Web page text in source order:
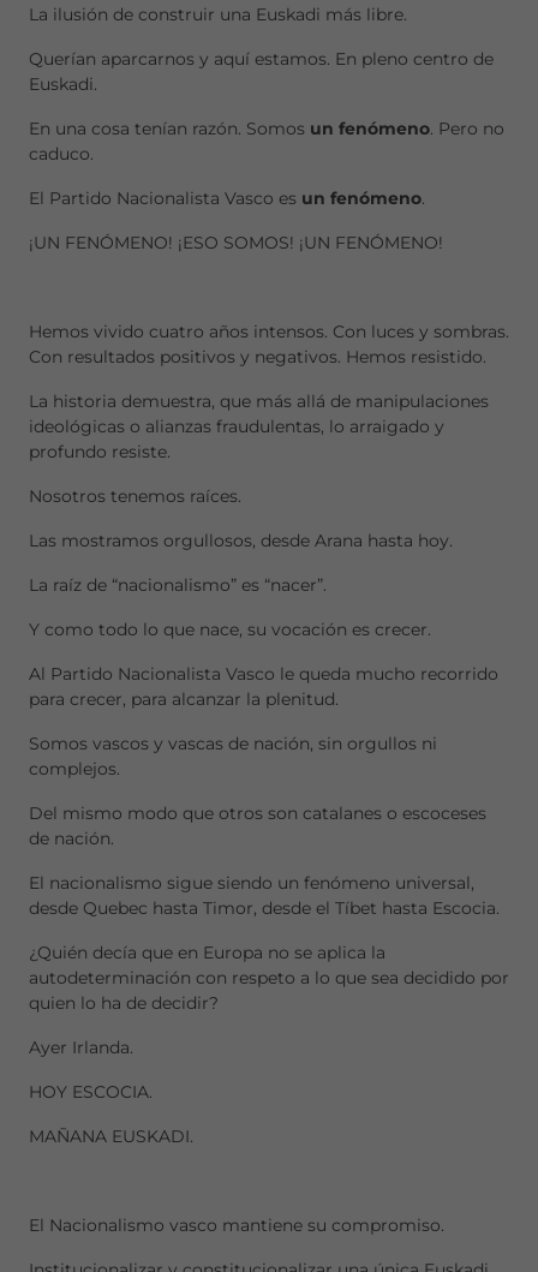
La ilusión de construir una Euskadi más libre.
Querían aparcarnos y aquí estamos. En pleno centro de
Euskadi.
En una cosa tenían razón. Somos un fenómeno. Pero no
caduco.
El Partido Nacionalista Vasco es un fenómeno.
¡UN FENÓMENO! ¡ESO SOMOS! ¡UN FENÓMENO!
Hemos vivido cuatro años intensos. Con luces y sombras.
Con resultados positivos y negativos. Hemos resistido.
La historia demuestra, que más allá de manipulaciones
ideológicas o alianzas fraudulentas, lo arraigado y
profundo resiste.
Nosotros tenemos raíces.
Las mostramos orgullosos, desde Arana hasta hoy.
La raíz de “nacionalismo” es “nacer”.
Y como todo lo que nace, su vocación es crecer.
Al Partido Nacionalista Vasco le queda mucho recorrido
para crecer, para alcanzar la plenitud.
Somos vascos y vascas de nación, sin orgullos ni
complejos.
Del mismo modo que otros son catalanes o escoceses
de nación.
El nacionalismo sigue siendo un fenómeno universal,
desde Quebec hasta Timor, desde el Tíbet hasta Escocia.
¿Quién decía que en Europa no se aplica la
autodeterminación con respeto a lo que sea decidido por
quien lo ha de decidir?
Ayer Irlanda.
HOY ESCOCIA.
MAÑANA EUSKADI.
El Nacionalismo vasco mantiene su compromiso.